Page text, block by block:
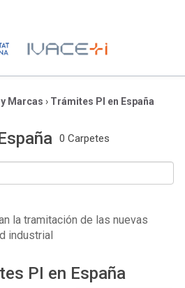
Marcas › Trámites PI en España
0 Carpetes
la tramitación de las nuevas
industrial
PI en España